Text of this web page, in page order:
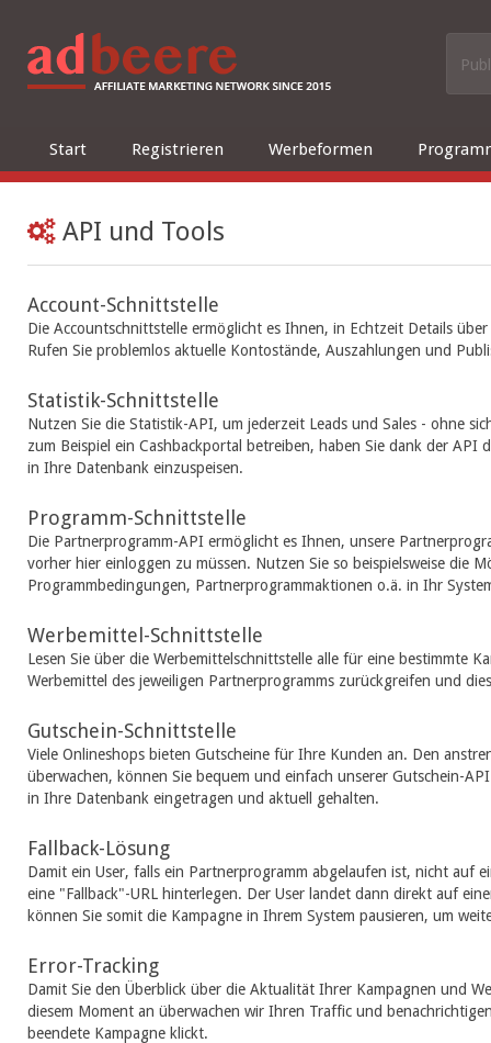
Start Registrieren Werbeformen
API und Tools
Account-Schnittstelle
Die Accountschnittstelle ermöglicht es Ihnen, in Echtzeit Details
Rufen Sie problemlos aktuelle Kontostände, Auszahlungen und
Statistik-Schnittstelle
Nutzen Sie die Statistik-API, um jederzeit Leads und Sales - ohne
zum Beispiel ein Cashbackportal betreiben, haben Sie dank der
in Ihre Datenbank einzuspeisen.
Programm-Schnittstelle
Die Partnerprogramm-API ermöglicht es Ihnen, unsere
vorher hier einloggen zu müssen. Nutzen Sie so beispielsweise die
Programmbedingungen, Partnerprogrammaktionen o.ä. in Ihr
Werbemittel-Schnittstelle
Lesen Sie über die Werbemittelschnittstelle alle für eine bestimmte
Werbemittel des jeweiligen Partnerprogramms zurückgreifen und
Gutschein-Schnittstelle
Viele Onlineshops bieten Gutscheine für Ihre Kunden an. Den
überwachen, können Sie bequem und einfach unserer Gutschein-
in Ihre Datenbank eingetragen und aktuell gehalten.
Fallback-Lösung
Damit ein User, falls ein Partnerprogramm abgelaufen ist, nicht auf
eine "Fallback"-URL hinterlegen. Der User landet dann direkt auf
können Sie somit die Kampagne in Ihrem System pausieren, um
Error-Tracking
Damit Sie den Überblick über die Aktualität Ihrer Kampagnen und
diesem Moment an überwachen wir Ihren Traffic und
beendete Kampagne klickt.